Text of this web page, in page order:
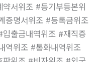
서위조 #등기부등본위
증명서위조 #등록금위조
출금내역위조 #재직증
역위조 #통화내역위조